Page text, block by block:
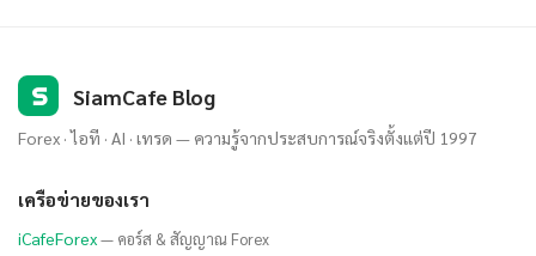
S SiamCafe Blog
Forex · ไอที · AI · เทรด — ความรู้จากประสบการณ์จริงตั้งแต่ปี 1997
เครือข่ายของเรา
iCafeForex— คอร์ส & สัญญาณ Forex